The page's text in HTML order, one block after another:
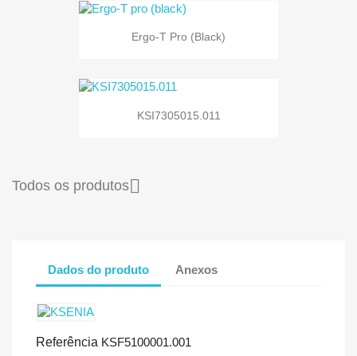
Ergo-T Pro (black)
KSI7305015.011
Todos os produtos
Dados do produto Anexos
Referência KSF5100001.001